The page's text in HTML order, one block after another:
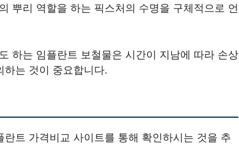
뿌리 역할을 하는 픽스처의 수명을 구체적으로 언
하는 임플란트 보철물은 시간이 지남에 따라 손상
하는 것이 중요합니다.
트 가격비교 사이트를 통해 확인하시는 것을 추